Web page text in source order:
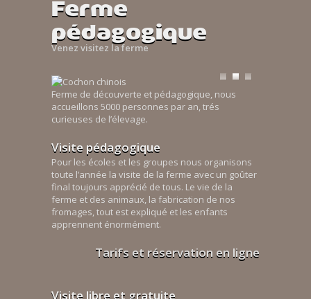
Ferme
pédagogique
Venez visitez la ferme
Ferme de découverte et pédagogique, nous
accueillons 5000 personnes par an, trés
curieuses de l’élevage.
Visite pédagogique
Pour les écoles et les groupes nous organisons
toute l’année la visite de la ferme avec un goûter
final toujours apprécié de tous. Le vie de la
ferme et des animaux, la fabrication de nos
fromages, tout est expliqué et les enfants
apprennent énormément.
Tarifs et réservation en ligne
Visite libre et gratuite